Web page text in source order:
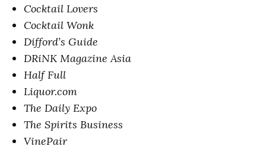
Cocktail Lovers
Cocktail Wonk
Difford’s Guide
DRiNK Magazine Asia
Half Full
Liquor.com
The Daily Expo
The Spirits Business
VinePair